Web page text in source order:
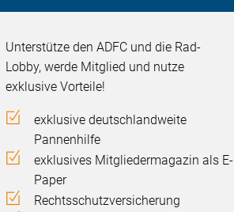
Unterstütze den ADFC und die Rad-
Lobby, werde Mitglied und nutze
exklusive Vorteile!
exklusive deutschlandweite
Pannenhilfe
exklusives Mitgliedermagazin als E-
Paper
Rechtsschutzversicherung